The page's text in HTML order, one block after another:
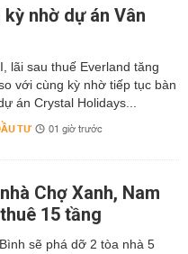
nhờ dự án Vân
lãi sau thuế Everland tăng
với cùng kỳ nhờ tiếp tục bàn
án Crystal Holidays...
TƯ 01 giờ trước
Chợ Xanh, Nam
15 tầng
sẽ phá dỡ 2 tòa nhà 5